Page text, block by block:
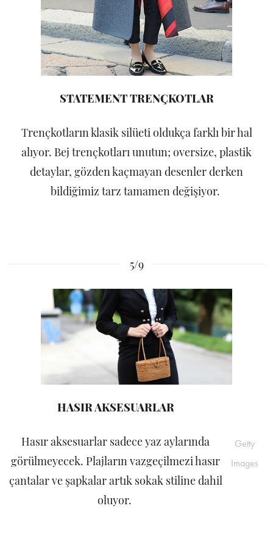
STATEMENT TRENÇKOTLAR
Trençkotların klasik silüeti oldukça farklı bir hal
alıyor. Bej trençkotları unutun; oversize, plastik
detaylar, gözden kaçmayan desenler derken
bildiğimiz tarz tamamen değişiyor.
5/9
HASIR AKSESUARLAR
Hasır aksesuarlar sadece yaz aylarında
görülmeyecek. Plajların vazgeçilmezi hasır
çantalar ve şapkalar artık sokak stiline dahil
oluyor.
Getty
Images